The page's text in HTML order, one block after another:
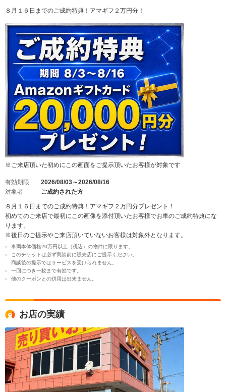
８月１６日までのご成約特典！アマギフ２万円分！
※ご来店頂いた初めにこの画面をご提示頂いたお客様が対象です
有効期限
2026/08/03～2026/08/16
対象者
ご成約された方
８月１６日までのご成約特典！アマギフ２万円分プレゼント！
初めてのご来店で最初にこの画像を添付頂いたお客様でお車のご成約特典にな
ります。
※後日のご提示やご来店頂いていないお客様は対象外となります。
車両本体価格20万円以上（税込）の物件に限ります。
このチケットは必ず商談前に販売店にご提示ください。
商談後の提示ではサービスを受けられません。
一回につき一枚まで有効です。
他のクーポンとの併用は出来ません。
お店の実績